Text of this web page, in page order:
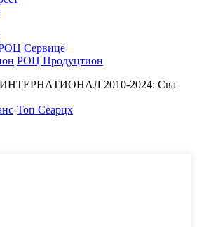
Сервице
РОЦ Продуцтион
ИНТЕРНАТИОНАЛ 2010-2024: Сва
-Топ Сеарцх